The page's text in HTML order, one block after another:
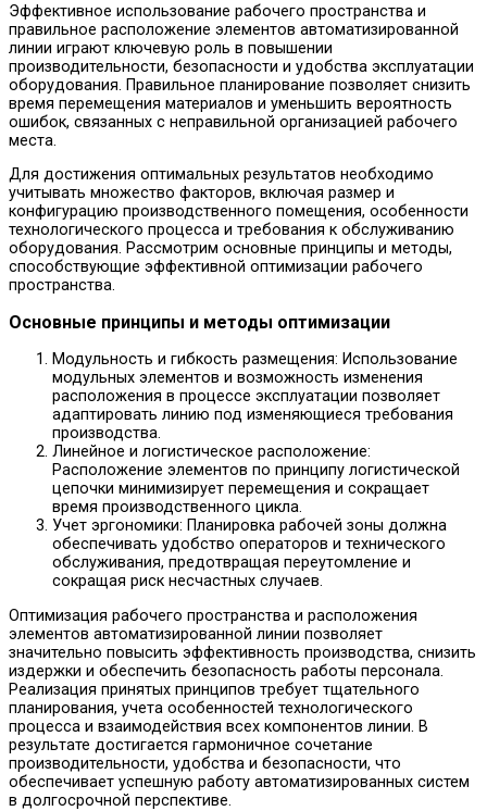
Эффективное использование рабочего пространства и
правильное расположение элементов автоматизированной
линии играют ключевую роль в повышении
производительности, безопасности и удобства эксплуатации
оборудования. Правильное планирование позволяет снизить
время перемещения материалов и уменьшить вероятность
ошибок, связанных с неправильной организацией рабочего
места.
Для достижения оптимальных результатов необходимо
учитывать множество факторов, включая размер и
конфигурацию производственного помещения, особенности
технологического процесса и требования к обслуживанию
оборудования. Рассмотрим основные принципы и методы,
способствующие эффективной оптимизации рабочего
пространства.
Основные принципы и методы оптимизации
Модульность и гибкость размещения: Использование
модульных элементов и возможность изменения
расположения в процессе эксплуатации позволяет
адаптировать линию под изменяющиеся требования
производства.
Линейное и логистическое расположение:
Расположение элементов по принципу логистической
цепочки минимизирует перемещения и сокращает
время производственного цикла.
Учет эргономики: Планировка рабочей зоны должна
обеспечивать удобство операторов и технического
обслуживания, предотвращая переутомление и
сокращая риск несчастных случаев.
Оптимизация рабочего пространства и расположения
элементов автоматизированной линии позволяет
значительно повысить эффективность производства, снизить
издержки и обеспечить безопасность работы персонала.
Реализация принятых принципов требует тщательного
планирования, учета особенностей технологического
процесса и взаимодействия всех компонентов линии. В
результате достигается гармоничное сочетание
производительности, удобства и безопасности, что
обеспечивает успешную работу автоматизированных систем
в долгосрочной перспективе.